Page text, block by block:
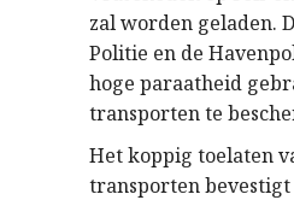
zal worden geladen.
Politie en de
hoge paraatheid
transporten te
Het koppig toelaten
transporten